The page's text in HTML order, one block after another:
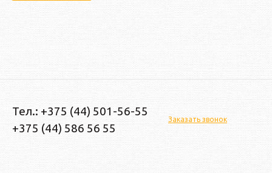
Тел.: +375 (44) 501-56-55
+375 (44) 586 56 55
Заказать звонок